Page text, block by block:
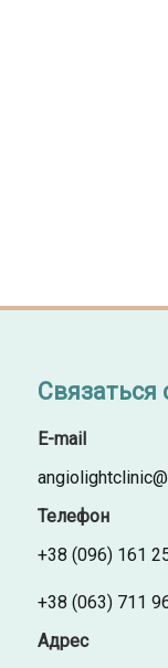
Связаться
E-mail
Телефон
+38 (096) 161
+38 (063) 711
Адрес